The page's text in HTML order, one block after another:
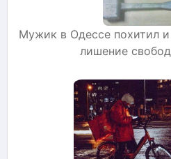
Мужик в Одессе похитил
лишение